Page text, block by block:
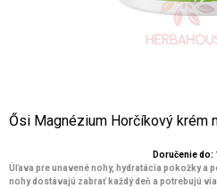
Ősi Magnézium Horčíkový krém
Doručenie do:
Úľava pre unavené nohy, hydratácia pokožky a
nohy dostávajú zabrať každý deň a potrebujú